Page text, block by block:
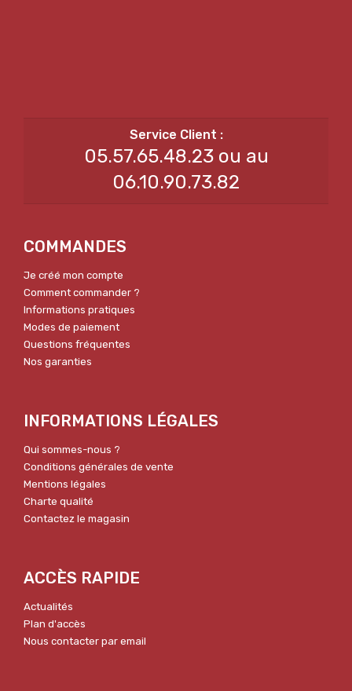
05.57.65.48.23 ou au
06.10.90.73.82
COMMANDES
Je créé mon compte
Comment commander ?
Informations pratiques
Modes de paiement
Questions fréquentes
Nos garanties
INFORMATIONS LÉGALES
Qui sommes-nous ?
Conditions générales de vente
Mentions légales
Charte qualité
Contactez le magasin
ACCÈS RAPIDE
Actualités
Plan d'accès
Nous contacter par email